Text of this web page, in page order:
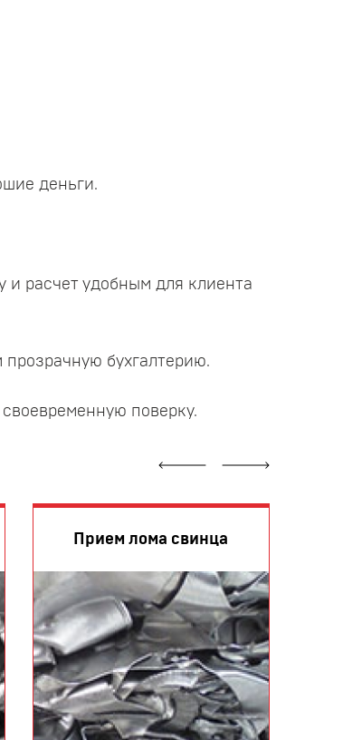
деньги.
расчет удобным для клиента
бухгалтерию.
поверку.
Прием лома свинца